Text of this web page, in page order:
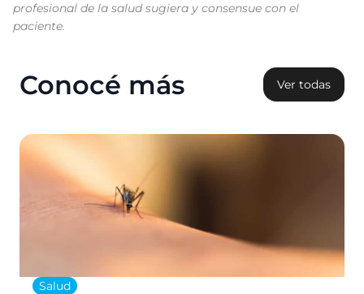
profesional de la salud sugiera y consensue con el
paciente.
Conocé más Ver todas
Salud